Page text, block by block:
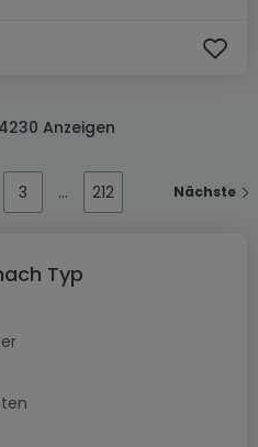
Anzeigen
3 212 Nächste
Typ